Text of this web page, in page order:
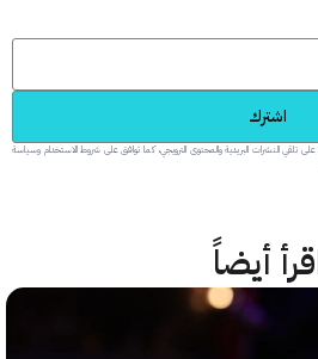
18 عاماً وتوافق على تلقي النشرات البريدية والمحتوى الترويجي، كما توافق على شروط الاستخدام وسياسة
أيضاً